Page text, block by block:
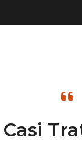
Casi